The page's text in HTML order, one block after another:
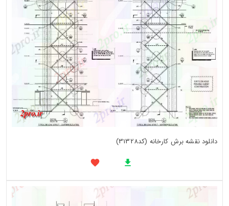
دانلود نقشه برش کارخانه (کد31328)